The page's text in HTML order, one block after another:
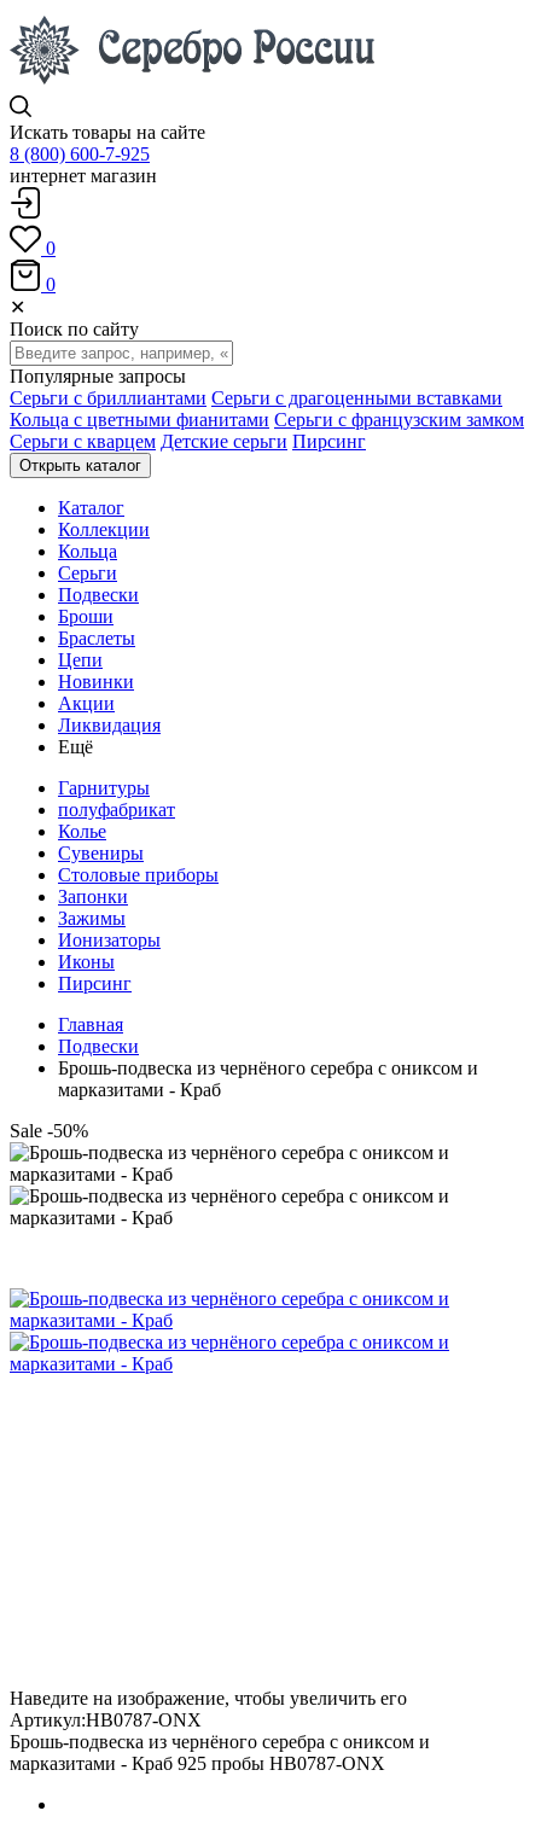
Искать товары на сайте
8 (800) 600-7-925
интернет магазин
0
0
✕
Поиск по сайту
Популярные запросы
Серьги с бриллиантами Серьги с драгоценными вставками
Кольца с цветными фианитами Серьги с французским замком
Серьги с кварцем Детские серьги Пирсинг
Открыть каталог
Каталог
Коллекции
Кольца
Серьги
Подвески
Броши
Браслеты
Цепи
Новинки
Акции
Ликвидация
Ещё
Гарнитуры
полуфабрикат
Колье
Сувениры
Столовые приборы
Запонки
Зажимы
Ионизаторы
Иконы
Пирсинг
Главная
Подвески
Брошь-подвеска из чернёного серебра с ониксом и
марказитами - Краб
Sale -50%
Наведите на изображение, чтобы увеличить его
Артикул:HB0787-ONX
Брошь-подвеска из чернёного серебра с ониксом и
марказитами - Краб 925 пробы HB0787-ONX